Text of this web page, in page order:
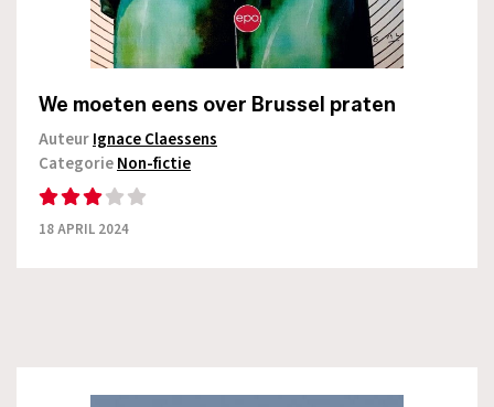
We moeten eens over Brussel praten
AuteurIgnace Claessens
CategorieNon-fictie
18 APRIL 2024